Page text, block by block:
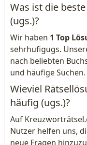
Was ist die
(ugs.)?
Wir haben 1 Top
sehrhufigugs.
nach beliebten
und häufige Suchen.
Wieviel
häufig (ugs.)?
Auf
Nutzer helfen uns,
neue Fragen